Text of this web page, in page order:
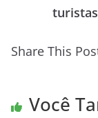
Share This
Você